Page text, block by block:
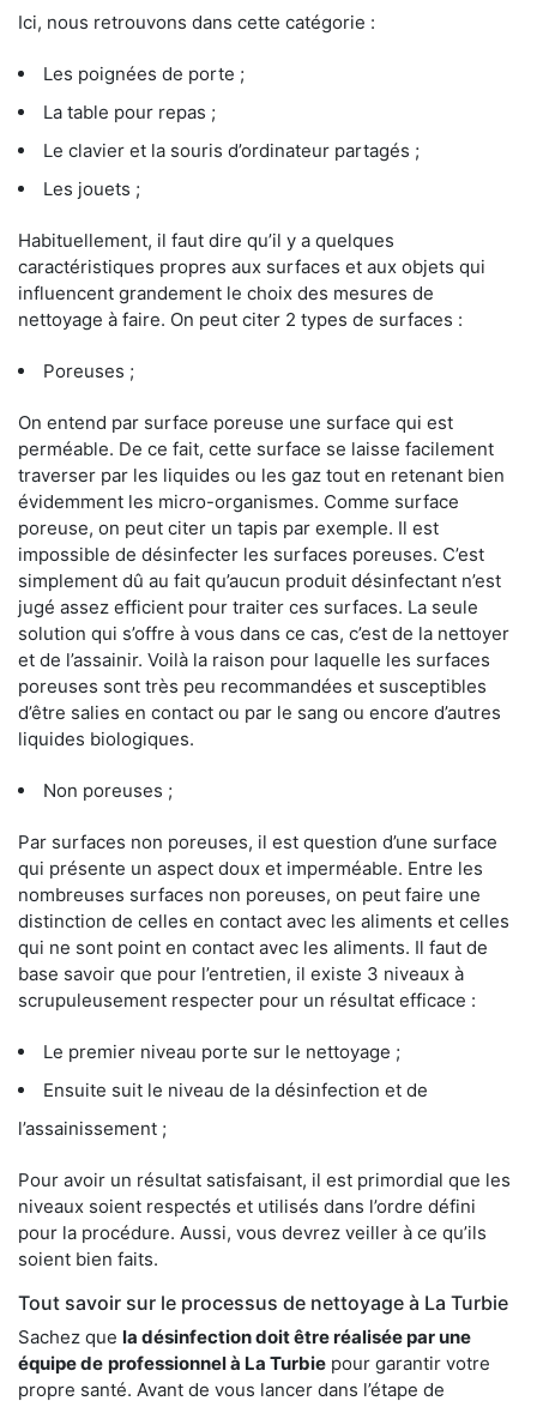
Ici, nous retrouvons dans cette catégorie :
Les poignées de porte ;
La table pour repas ;
Le clavier et la souris d’ordinateur partagés ;
Les jouets ;
Habituellement, il faut dire qu’il y a quelques
caractéristiques propres aux surfaces et aux objets qui
influencent grandement le choix des mesures de
nettoyage à faire. On peut citer 2 types de surfaces :
Poreuses ;
On entend par surface poreuse une surface qui est
perméable. De ce fait, cette surface se laisse facilement
traverser par les liquides ou les gaz tout en retenant bien
évidemment les micro-organismes. Comme surface
poreuse, on peut citer un tapis par exemple. Il est
impossible de désinfecter les surfaces poreuses. C’est
simplement dû au fait qu’aucun produit désinfectant n’est
jugé assez efficient pour traiter ces surfaces. La seule
solution qui s’offre à vous dans ce cas, c’est de la nettoyer
et de l’assainir. Voilà la raison pour laquelle les surfaces
poreuses sont très peu recommandées et susceptibles
d’être salies en contact ou par le sang ou encore d’autres
liquides biologiques.
Non poreuses ;
Par surfaces non poreuses, il est question d’une surface
qui présente un aspect doux et imperméable. Entre les
nombreuses surfaces non poreuses, on peut faire une
distinction de celles en contact avec les aliments et celles
qui ne sont point en contact avec les aliments. Il faut de
base savoir que pour l’entretien, il existe 3 niveaux à
scrupuleusement respecter pour un résultat efficace :
Le premier niveau porte sur le nettoyage ;
Ensuite suit le niveau de la désinfection et de
l’assainissement ;
Pour avoir un résultat satisfaisant, il est primordial que les
niveaux soient respectés et utilisés dans l’ordre défini
pour la procédure. Aussi, vous devrez veiller à ce qu’ils
soient bien faits.
Tout savoir sur le processus de nettoyage à La Turbie
Sachez que la désinfection doit être réalisée par une
équipe de professionnel à La Turbie pour garantir votre
propre santé. Avant de vous lancer dans l’étape de